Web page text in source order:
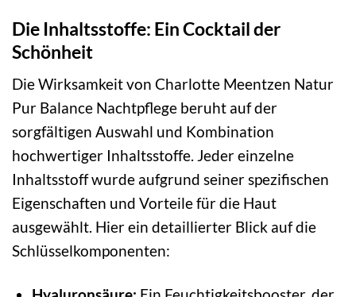
Die Inhaltsstoffe: Ein Cocktail der
Schönheit
Die Wirksamkeit von Charlotte Meentzen Natur
Pur Balance Nachtpflege beruht auf der
sorgfältigen Auswahl und Kombination
hochwertiger Inhaltsstoffe. Jeder einzelne
Inhaltsstoff wurde aufgrund seiner spezifischen
Eigenschaften und Vorteile für die Haut
ausgewählt. Hier ein detaillierter Blick auf die
Schlüsselkomponenten: